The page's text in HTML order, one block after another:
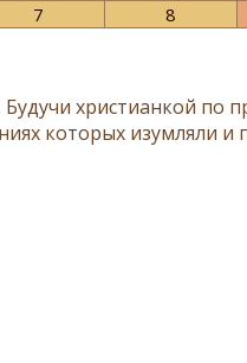
7 8
христианкой по
которых изумляли и